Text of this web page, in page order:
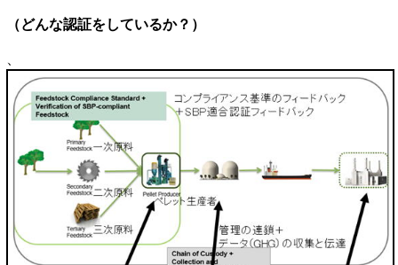
（どんな認証をしているか？）
、